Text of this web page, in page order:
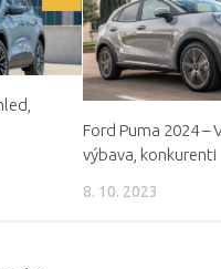
Ford Puma 2024 –
výbava, konkurenti
8. 10. 2023